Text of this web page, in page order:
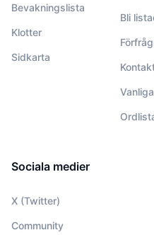
Bevakningslista
Klotter
Sidkarta
Bli
Sociala medier
X (Twitter)
Community